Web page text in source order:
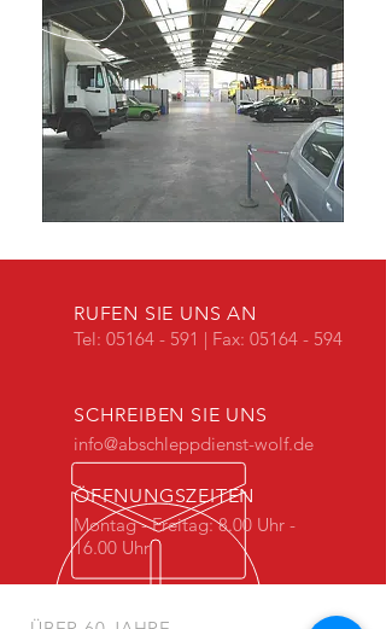
RUFEN SIE UNS AN
Tel: 05164 - 591 | Fax: 05164 - 594
SCHREIBEN SIE UNS
info@abschleppdienst-wolf.de
ÖFFNUNGSZEITEN
Montag - Freitag: 8.00 Uhr -
16.00 Uhr